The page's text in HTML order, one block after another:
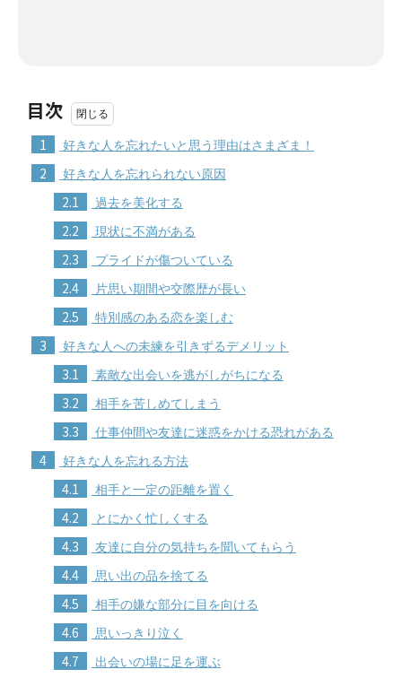
目次
1 好きな人を忘れたいと思う理由はさまざま！
2 好きな人を忘れられない原因
2.1 過去を美化する
2.2 現状に不満がある
2.3 プライドが傷ついている
2.4 片思い期間や交際歴が長い
2.5 特別感のある恋を楽しむ
3 好きな人への未練を引きずるデメリット
3.1 素敵な出会いを逃がしがちになる
3.2 相手を苦しめてしまう
3.3 仕事仲間や友達に迷惑をかける恐れがある
4 好きな人を忘れる方法
4.1 相手と一定の距離を置く
4.2 とにかく忙しくする
4.3 友達に自分の気持ちを聞いてもらう
4.4 思い出の品を捨てる
4.5 相手の嫌な部分に目を向ける
4.6 思いっきり泣く
4.7 出会いの場に足を運ぶ